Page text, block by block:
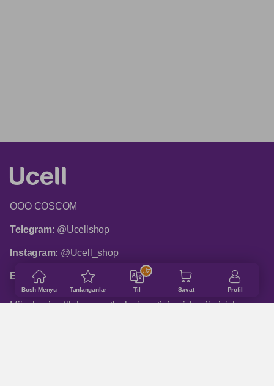
Bosh Menyu Tanlanganlar Til
Uz
Savat Profil
ООО COSCOM
Telegram: @Ucellshop
Instagram: @Ucell_shop
Email:shop@ucell.uz
Mijozlarni qo‘llab-quvvatlash xizmatining ish rejimi: ish